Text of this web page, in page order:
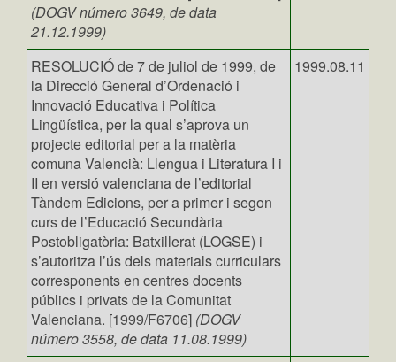
(DOGV número 3649, de data
21.12.1999)
RESOLUCIÓ de 7 de juliol de 1999, de
la Direcció General d’Ordenació i
Innovació Educativa i Política
Lingüística, per la qual s’aprova un
projecte editorial per a la matèria
comuna Valencià: Llengua i Literatura I i
II en versió valenciana de l’editorial
Tàndem Edicions, per a primer i segon
curs de l’Educació Secundària
Postobligatòria: Batxillerat (LOGSE) i
s’autoritza l’ús dels materials curriculars
corresponents en centres docents
públics i privats de la Comunitat
Valenciana. [1999/F6706] (DOGV
número 3558, de data 11.08.1999)
1999.08.11